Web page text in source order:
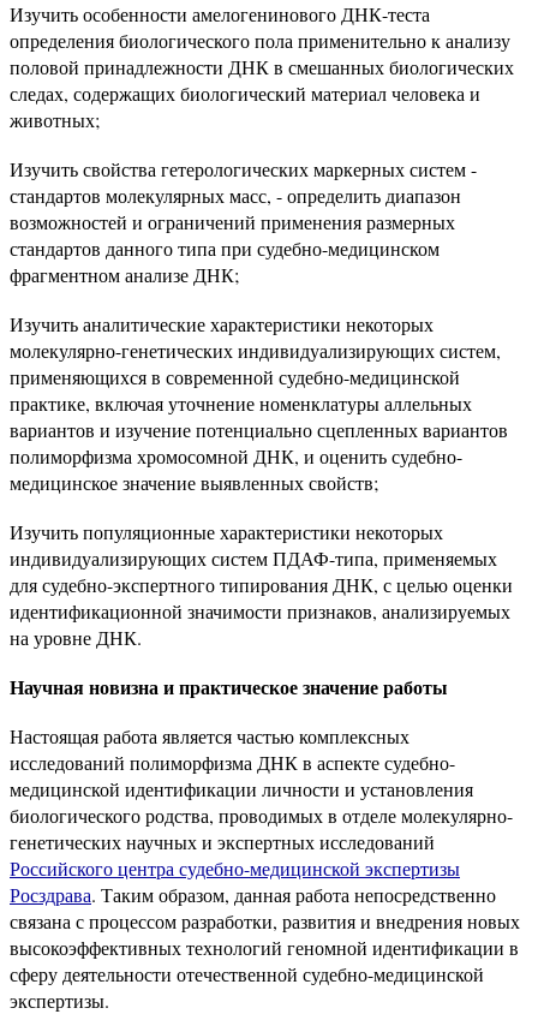
Изучить особенности амелогенинового ДНК-теста
определения биологического пола применительно к анализу
половой принадлежности ДНК в смешанных биологических
следах, содержащих биологический материал человека и
животных;
Изучить свойства гетерологических маркерных систем -
стандартов молекулярных масс, - определить диапазон
возможностей и ограничений применения размерных
стандартов данного типа при судебно-медицинском
фрагментном анализе ДНК;
Изучить аналитические характеристики некоторых
молекулярно-генетических индивидуализирующих систем,
применяющихся в современной судебно-медицинской
практике, включая уточнение номенклатуры аллельных
вариантов и изучение потенциально сцепленных вариантов
полиморфизма хромосомной ДНК, и оценить судебно-
медицинское значение выявленных свойств;
Изучить популяционные характеристики некоторых
индивидуализирующих систем ПДАФ-типа, применяемых
для судебно-экспертного типирования ДНК, с целью оценки
идентификационной значимости признаков, анализируемых
на уровне ДНК.
Научная новизна и практическое значение работы
Настоящая работа является частью комплексных
исследований полиморфизма ДНК в аспекте судебно-
медицинской идентификации личности и установления
биологического родства, проводимых в отделе молекулярно-
генетических научных и экспертных исследований
Российского центра судебно-медицинской экспертизы
Росздрава. Таким образом, данная работа непосредственно
связана с процессом разработки, развития и внедрения новых
высокоэффективных технологий геномной идентифи­кации в
сферу деятельности отечественной судебно-медицинской
экспертизы.